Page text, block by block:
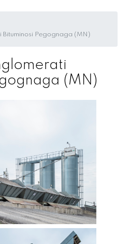
Bituminosi Pegognaga (MN)
(MN)